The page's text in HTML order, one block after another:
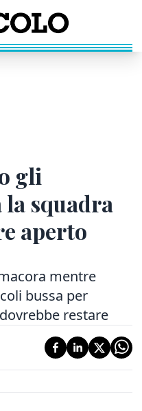
gli
squadra
aperto
mentre
bussa per
restare